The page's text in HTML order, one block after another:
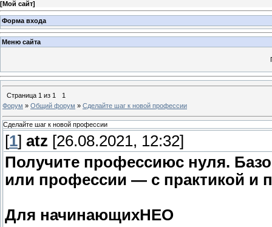
[Мой сайт]
Форма входа
Меню сайта
Страница 1 из 1
1
Форум » Общий форум » Сделайте шаг к новой профессии
Сделайте шаг к новой профессии
[1] atz [26.08.2021, 12:32]
Получите профессиюс нуля.
или профессии — с практикой и
Для начинающихНЕО